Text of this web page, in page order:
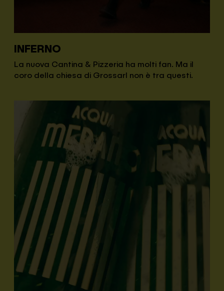
INFERNO
La nuova Cantina & Pizzeria ha molti fan. Ma il
coro della chiesa di Grossarl non è tra questi.